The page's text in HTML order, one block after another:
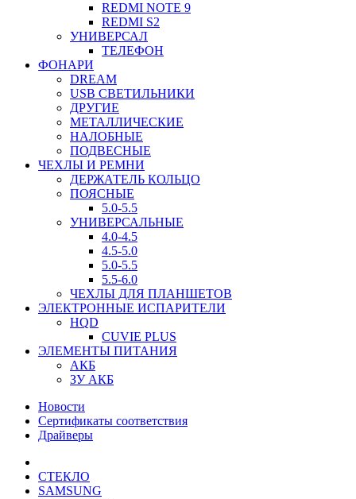
REDMI NOTE 9
REDMI S2
УНИВЕРСАЛ
ТЕЛЕФОН
ФОНАРИ
DREAM
USB СВЕТИЛЬНИКИ
ДРУГИЕ
МЕТАЛЛИЧЕСКИЕ
НАЛОБНЫЕ
ПОДВЕСНЫЕ
ЧЕХЛЫ И РЕМНИ
ДЕРЖАТЕЛЬ КОЛЬЦО
ПОЯСНЫЕ
5.0-5.5
УНИВЕРСАЛЬНЫЕ
4.0-4.5
4.5-5.0
5.0-5.5
5.5-6.0
ЧЕХЛЫ ДЛЯ ПЛАНШЕТОВ
ЭЛЕКТРОННЫЕ ИСПАРИТЕЛИ
HQD
CUVIE PLUS
ЭЛЕМЕНТЫ ПИТАНИЯ
АКБ
ЗУ АКБ
Новости
Сертификаты соответствия
Драйверы
СТЕКЛО
SAMSUNG